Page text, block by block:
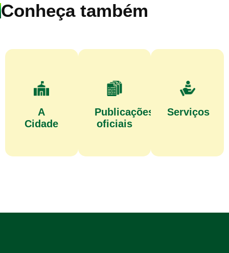
Conheça também
A
Cidade
Publicações
oficiais
Serviços